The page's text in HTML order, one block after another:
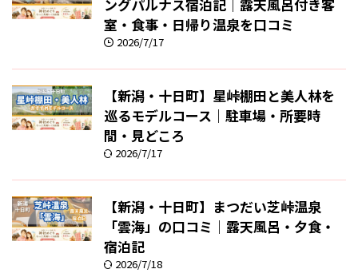
ングパルナス宿泊記｜露天風呂付き客
室・食事・日帰り温泉を口コミ
2026/7/17
【新潟・十日町】星峠棚田と美人林を
巡るモデルコース｜駐車場・所要時
間・見どころ
2026/7/17
【新潟・十日町】まつだい芝峠温泉
「雲海」の口コミ｜露天風呂・夕食・
宿泊記
2026/7/18